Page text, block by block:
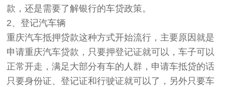
款，还是需要了解银行的车贷政策。
2、登记汽车辆
重庆汽车抵押贷款这种方式开始流行，主要原因就是
申请重庆汽车贷款，只要押登记证就可以，车子可以
正常开走，满足大部分有车的人群，申请车抵贷的话
只要身份证、登记证和行驶证就可以了，另外只要车